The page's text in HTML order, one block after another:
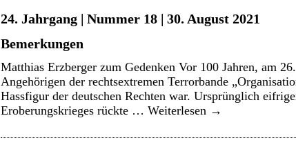
24. Jahrgang | Nummer 18 | 30. August 2021
Bemerkungen
Matthias Erzberger zum Gedenken Vor 100 Jahren, am
Angehörigen der rechtsextremen Terrorbande
Hassfigur der deutschen Rechten war. Ursprünglich
Eroberungskrieges rückte … Weiterlesen →